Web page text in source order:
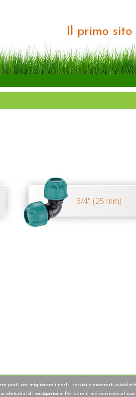
Il primo
3/4" (25 mm)
parti per migliorare i nostri servizi e mostrarti
abitudini di navigazione. Per dare il tuo consenso al suo